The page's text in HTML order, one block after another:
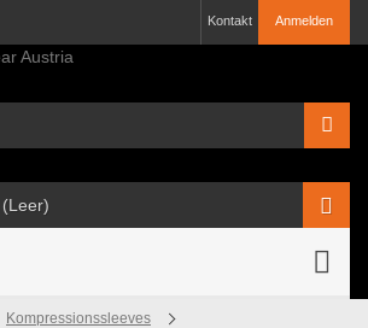
Anmelden
Kontakt
(Leer)
Kompressionssleeves